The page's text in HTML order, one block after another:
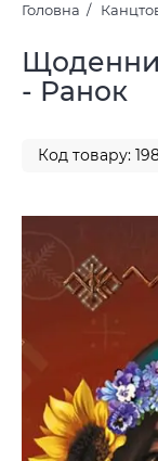
Головна
- Ранок
Код товару: